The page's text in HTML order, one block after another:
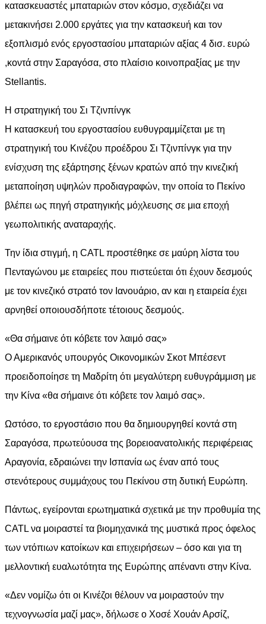
κατασκευαστές μπαταριών στον κόσμο, σχεδιάζει να
μετακινήσει 2.000 εργάτες για την κατασκευή και τον
εξοπλισμό ενός εργοστασίου μπαταριών αξίας 4 δισ. ευρώ
,κοντά στην Σαραγόσα, στο πλαίσιο κοινοπραξίας με την
Stellantis.
Η στρατηγική του Σι Τζινπίνγκ
Η κατασκευή του εργοστασίου ευθυγραμμίζεται με τη
στρατηγική του Κινέζου προέδρου Σι Τζινπίνγκ για την
ενίσχυση της εξάρτησης ξένων κρατών από την κινεζική
μεταποίηση υψηλών προδιαγραφών, την οποία το Πεκίνο
βλέπει ως πηγή στρατηγικής μόχλευσης σε μια εποχή
γεωπολιτικής αναταραχής.
Την ίδια στιγμή, η CATL προστέθηκε σε μαύρη λίστα του
Πενταγώνου με εταιρείες που πιστεύεται ότι έχουν δεσμούς
με τον κινεζικό στρατό τον Ιανουάριο, αν και η εταιρεία έχει
αρνηθεί οποιουσδήποτε τέτοιους δεσμούς.
«Θα σήμαινε ότι κόβετε τον λαιμό σας»
Ο Αμερικανός υπουργός Οικονομικών Σκοτ Μπέσεντ
προειδοποίησε τη Μαδρίτη ότι μεγαλύτερη ευθυγράμμιση με
την Κίνα «θα σήμαινε ότι κόβετε τον λαιμό σας».
Ωστόσο, το εργοστάσιο που θα δημιουργηθεί κοντά στη
Σαραγόσα, πρωτεύουσα της βορειοανατολικής περιφέρειας
Αραγονία, εδραιώνει την Ισπανία ως έναν από τους
στενότερους συμμάχους του Πεκίνου στη δυτική Ευρώπη.
Πάντως, εγείρονται ερωτηματικά σχετικά με την προθυμία της
CATL να μοιραστεί τα βιομηχανικά της μυστικά προς όφελος
των ντόπιων κατοίκων και επιχειρήσεων – όσο και για τη
μελλοντική ευαλωτότητα της Ευρώπης απέναντι στην Κίνα.
«Δεν νομίζω ότι οι Κινέζοι θέλουν να μοιραστούν την
τεχνογνωσία μαζί μας», δήλωσε ο Χοσέ Χουάν Αρσίζ,